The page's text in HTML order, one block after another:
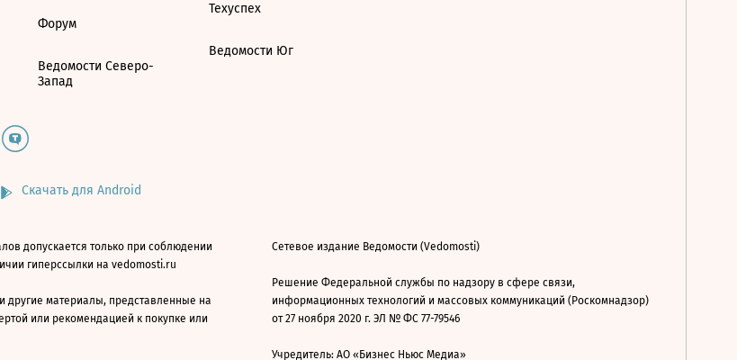
Форум
Ведомости Северо-
Запад
Техуспех
Ведомости Юг
Скачать для Android
допускается только при соблюдении
гиперссылки на vedomosti.ru
другие материалы, представленные на
или рекомендацией к покупке или
Сетевое издание Ведомости (Vedomosti)
Решение Федеральной службы по надзору в сфере связи,
информационных технологий и массовых коммуникаций (Роскомнадзор)
от 27 ноября 2020 г. ЭЛ № ФС 77-79546
Учредитель: АО «Бизнес Ньюс Медиа»